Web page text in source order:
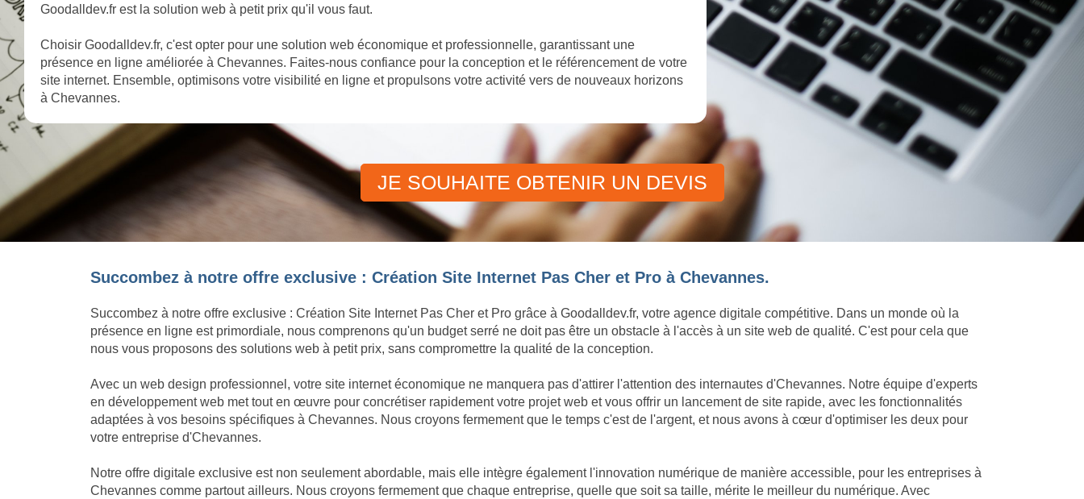
Goodalldev.fr est la solution web à petit prix qu'il vous faut.
Choisir Goodalldev.fr, c'est opter pour une solution web économique et professionnelle, garantissant une
présence en ligne améliorée à Chevannes. Faites-nous confiance pour la conception et le référencement de votre
site internet. Ensemble, optimisons votre visibilité en ligne et propulsons votre activité vers de nouveaux horizons
à Chevannes.
JE SOUHAITE OBTENIR UN DEVIS
Succombez à notre offre exclusive : Création Site Internet Pas Cher et Pro à Chevannes.
Succombez à notre offre exclusive : Création Site Internet Pas Cher et Pro grâce à Goodalldev.fr, votre agence digitale compétitive. Dans un monde où la
présence en ligne est primordiale, nous comprenons qu'un budget serré ne doit pas être un obstacle à l'accès à un site web de qualité. C'est pour cela que
nous vous proposons des solutions web à petit prix, sans compromettre la qualité de la conception.
Avec un web design professionnel, votre site internet économique ne manquera pas d'attirer l'attention des internautes d'Chevannes. Notre équipe d'experts
en développement web met tout en œuvre pour concrétiser rapidement votre projet web et vous offrir un lancement de site rapide, avec les fonctionnalités
adaptées à vos besoins spécifiques à Chevannes. Nous croyons fermement que le temps c'est de l'argent, et nous avons à cœur d'optimiser les deux pour
votre entreprise d'Chevannes.
Notre offre digitale exclusive est non seulement abordable, mais elle intègre également l'innovation numérique de manière accessible, pour les entreprises à
Chevannes comme partout ailleurs. Nous croyons fermement que chaque entreprise, quelle que soit sa taille, mérite le meilleur du numérique. Avec